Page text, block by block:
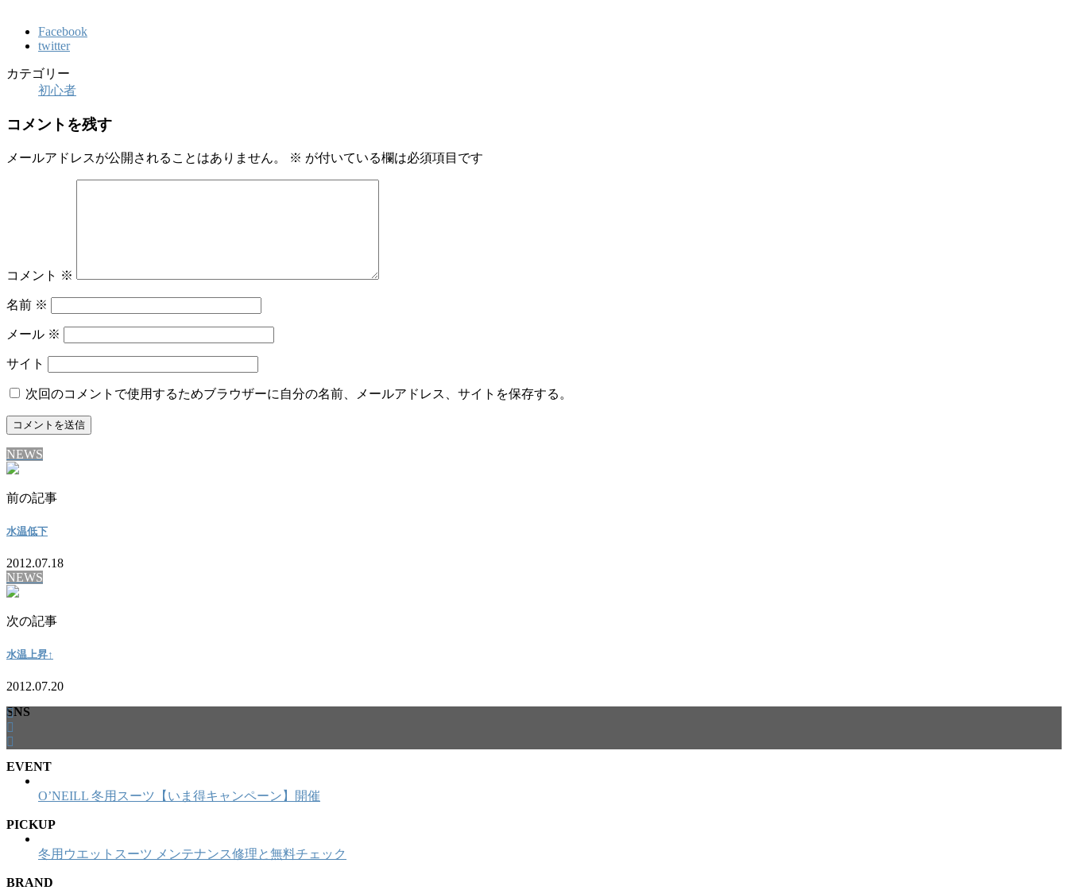
Facebook
twitter
カテゴリー
初心者
コメントを残す
メールアドレスが公開されることはありません。 ※ が付いている欄は必須項目です
コメント ※
名前 ※
メール ※
サイト
次回のコメントで使用するためブラウザーに自分の名前、メールアドレス、サイトを保存する。
NEWS
前の記事
水温低下
2012.07.18
NEWS
次の記事
水温上昇↑
2012.07.20
SNS
EVENT
O’NEILL 冬用スーツ【いま得キャンペーン】開催
PICKUP
冬用ウエットスーツ メンテナンス修理と無料チェック
BRAND